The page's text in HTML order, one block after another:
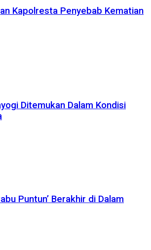
Kapolresta Penyebab Kematian
Ditemukan Dalam Kondisi
Puntun’ Berakhir di Dalam